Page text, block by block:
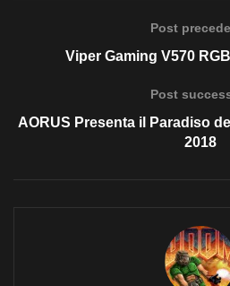
Post
Viper Gaming V570
Post
AORUS Presenta il Paradiso
2018